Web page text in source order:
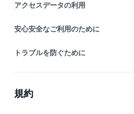
アクセスデータの利用
安心安全なご利用のために
トラブルを防ぐために
規約